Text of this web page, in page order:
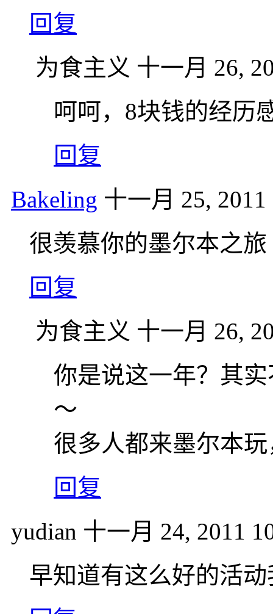
回复
为食主义 十一月 26,
呵呵，8块钱的经历
回复
Bakeling 十一月 25, 2011
很羡慕你的墨尔本之
回复
为食主义 十一月 26,
你是说这一年？其
～
很多人都来墨尔本
回复
yudian 十一月 24, 2011
早知道有这么好的活